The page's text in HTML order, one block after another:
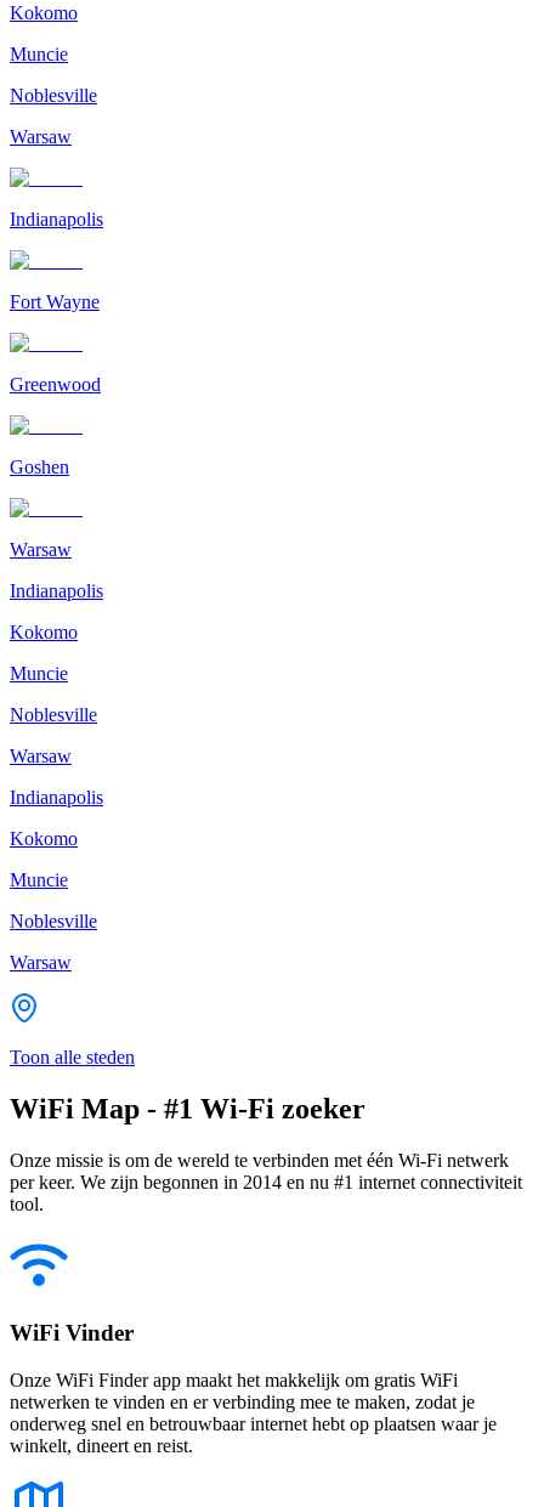
Kokomo
Muncie
Noblesville
Warsaw
Indianapolis
Fort Wayne
Greenwood
Goshen
Warsaw
Indianapolis
Kokomo
Muncie
Noblesville
Warsaw
Indianapolis
Kokomo
Muncie
Noblesville
Warsaw
Toon alle steden
WiFi Map - #1 Wi-Fi zoeker
Onze missie is om de wereld te verbinden met één Wi-Fi netwerk
per keer. We zijn begonnen in 2014 en nu #1 internet connectiviteit
tool.
WiFi Vinder
Onze WiFi Finder app maakt het makkelijk om gratis WiFi
netwerken te vinden en er verbinding mee te maken, zodat je
onderweg snel en betrouwbaar internet hebt op plaatsen waar je
winkelt, dineert en reist.